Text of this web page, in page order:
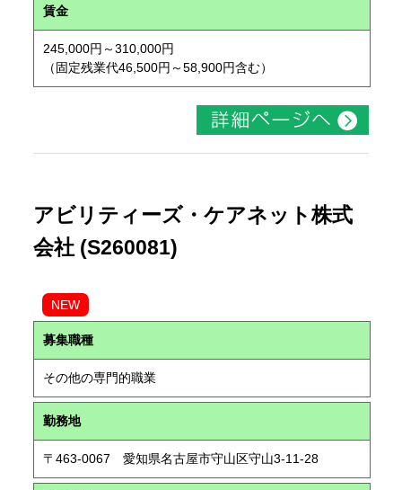
賃金
245,000円～310,000円
（固定残業代46,500円～58,900円含む）
アビリティーズ・ケアネット株式
会社 (S260081)
NEW
募集職種
その他の専門的職業
勤務地
〒463-0067 愛知県名古屋市守山区守山3-11-28